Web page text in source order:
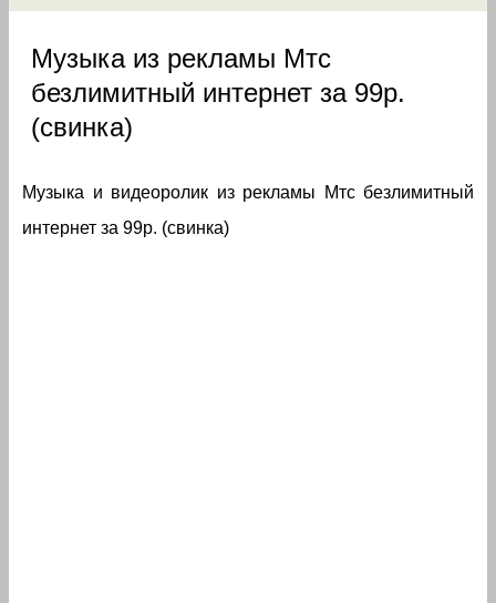
Музыка из рекламы Мтс
безлимитный интернет за 99р.
(свинка)
Музыка и видеоролик из рекламы Мтс безлимитный
интернет за 99р. (свинка)